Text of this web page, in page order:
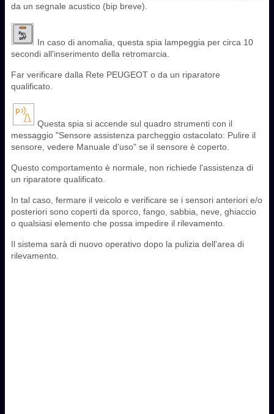
da un segnale acustico (bip breve).
In caso di anomalia, questa spia lampeggia per circa 10
secondi all'inserimento della retromarcia.
Far verificare dalla Rete PEUGEOT o da un riparatore
qualificato.
Questa spia si accende sul quadro strumenti con il
messaggio "Sensore assistenza parcheggio ostacolato: Pulire il
sensore, vedere Manuale d'uso" se il sensore è coperto.
Questo comportamento è normale, non richiede l'assistenza di
un riparatore qualificato.
In tal caso, fermare il veicolo e verificare se i sensori anteriori e/o
posteriori sono coperti da sporco, fango, sabbia, neve, ghiaccio
o qualsiasi elemento che possa impedire il rilevamento.
Il sistema sarà di nuovo operativo dopo la pulizia dell'area di
rilevamento.